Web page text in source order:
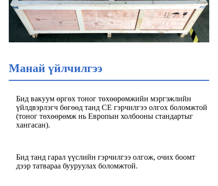
Манай үйлчилгээ
Бид вакуум өргөх тоног төхөөрөмжийн мэргэжлийн
үйлдвэрлэгч бөгөөд танд CE гэрчилгээ олгох боломжтой
(тоног төхөөрөмж нь Европын холбооны стандартыг
хангасан).
Бид танд гарал үүслийн гэрчилгээ олгож, очих боомт
дээр татвараа бууруулах боломжтой.